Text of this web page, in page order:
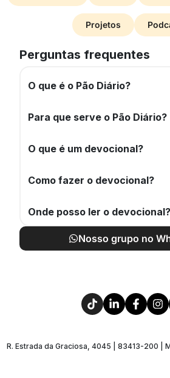
Projetos
Perguntas frequentes
O que é o Pão Diário?
Para que serve o Pão Diário?
O que é um devocional?
Como fazer o devocional?
Onde posso ler o devocional?
Nosso grupo no
R. Estrada da Graciosa, 4045 | 83413-200 |